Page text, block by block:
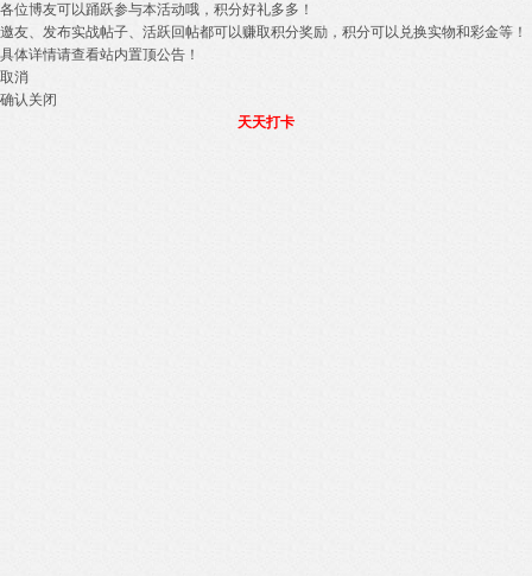
各位博友可以踊跃参与本活动哦，积分好礼多多！
邀友、发布实战帖子、活跃回帖都可以赚取积分奖励，积分可以兑换实物和彩金等！
具体详情请查看站内置顶公告！
取消
确认关闭
天天打卡